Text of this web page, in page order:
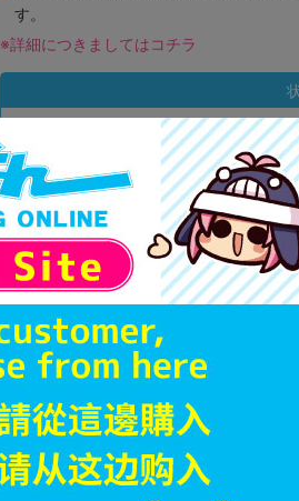
す。
※詳細につきましてはコチラ
状態 :A
オンライン
在庫あり 1,990円 税込
A
千葉店
在庫あり 1,290
新入荷 状態 :A
神戸店